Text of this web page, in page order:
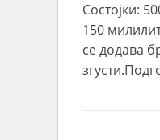
Состојки:
150
се додава